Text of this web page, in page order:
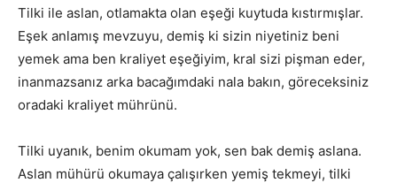
Tilki ile aslan, otlamakta olan eşeği kuytuda kıstırmışlar.
Eşek anlamış mevzuyu, demiş ki sizin niyetiniz beni
yemek ama ben kraliyet eşeğiyim, kral sizi pişman eder,
inanmazsanız arka bacağımdaki nala bakın, göreceksiniz
oradaki kraliyet mührünü.
Tilki uyanık, benim okumam yok, sen bak demiş aslana.
Aslan mühürü okumaya çalışırken yemiş tekmeyi, tilki